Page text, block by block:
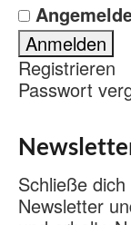
Registrieren
Passwort
Schließe
Newsletter